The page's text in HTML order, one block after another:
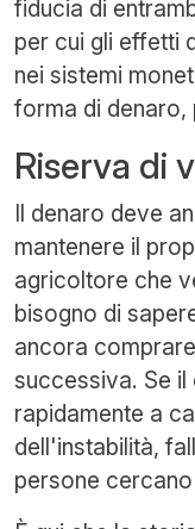
fiducia di
per cui gli effetti
nei sistemi
forma di denaro,
Riserva di
Il denaro deve
mantenere il
agricoltore che
bisogno di
ancora
successiva. Se
rapidamente a
dell'instabilità,
persone